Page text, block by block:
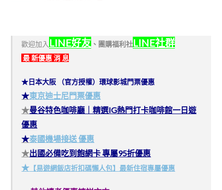
歡迎加入 LINE好友 、 團購福利社LINE社群
最 新優惠 消 息
★日本大阪 （官方授權）環球影城門票優惠
★東京迪士尼門票優惠
★曼谷特色咖啡廳｜精選IG熱門打卡咖啡館一日遊
優惠
★泰國機場接送 優惠
★出國必備吃到飽網卡 專屬95折優惠
★ 【易遊網飯店折扣碼懶人包】最新住宿專屬優惠